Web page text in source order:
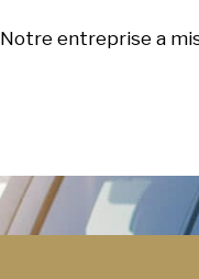
Notre entreprise a